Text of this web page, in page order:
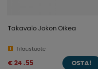
Takavalo Jokon Oikea
Tilaustuote
€ 24 .55 OSTA!